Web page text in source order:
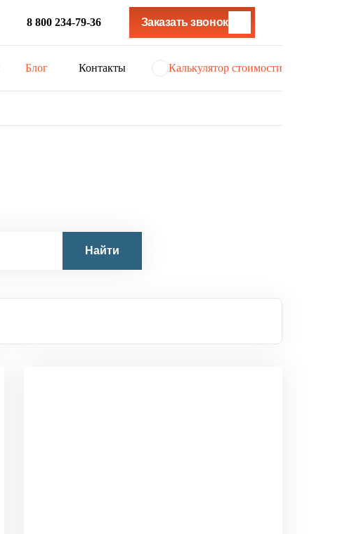
8 800 234-79-36 Заказать звонок
Блог Контакты Калькулятор стоимости
Найти